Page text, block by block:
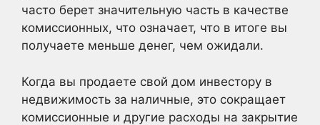
часто берет значительную часть в качестве
комиссионных, что означает, что в итоге вы
получаете меньше денег, чем ожидали.
Когда вы продаете свой дом инвестору в
недвижимость за наличные, это сокращает
комиссионные и другие расходы на закрытие